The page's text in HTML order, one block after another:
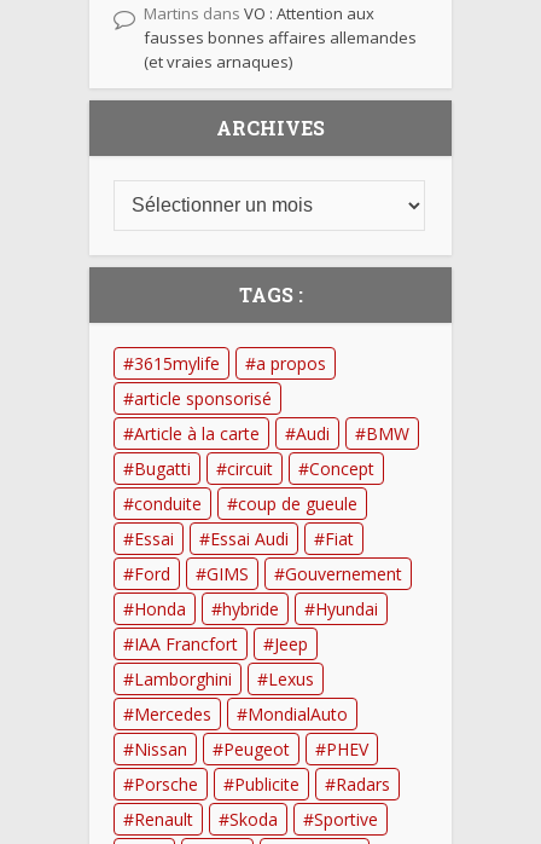
Martins dans VO : Attention aux
fausses bonnes affaires allemandes
(et vraies arnaques)
ARCHIVES
TAGS :
3615mylife
a propos
article sponsorisé
Article à la carte
Audi
BMW
Bugatti
circuit
Concept
conduite
coup de gueule
Essai
Essai Audi
Fiat
Ford
GIMS
Gouvernement
Honda
hybride
Hyundai
IAA Francfort
Jeep
Lamborghini
Lexus
Mercedes
MondialAuto
Nissan
Peugeot
PHEV
Porsche
Publicite
Radars
Renault
Skoda
Sportive